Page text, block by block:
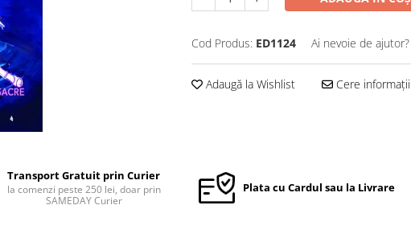
Cod Produs: ED1124 Ai nevoie de ajutor?
Adaugă la Wishlist Cere informații
Transport Gratuit prin Curier
la comenzi peste 250 lei, doar prin
SAMEDAY Curier
Plata cu Cardul sau la Livrare